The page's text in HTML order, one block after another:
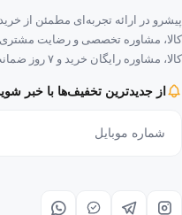
کالا، مشاوره
از جدیدترین تخفیف‌ها با خبر